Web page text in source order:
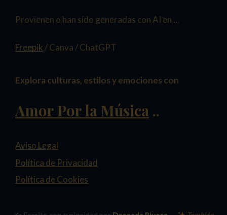
Provienen o han sido generadas con AI en ...
Freepik / Canva / ChatGPT
Explora culturas, estilos y emociones con
Amor Por la Música ..
Aviso Legal
Política de Privacidad
Política de Cookies